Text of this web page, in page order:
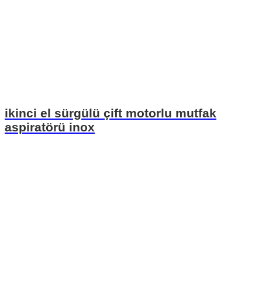
ikinci el sürgülü çift motorlu mutfak
aspiratörü inox